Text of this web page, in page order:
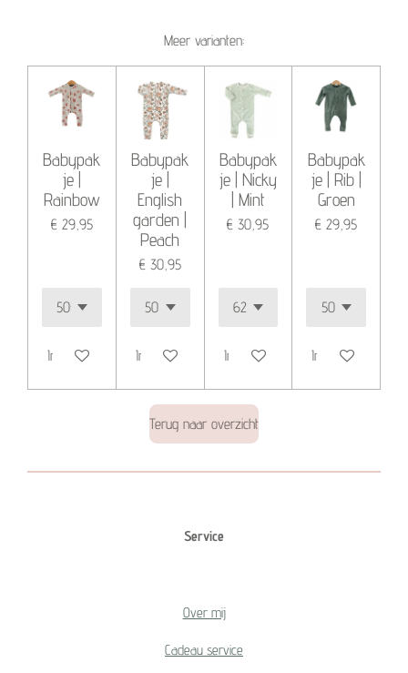
n
Meer varianten:
Babypak
je |
Rainbow
€ 29,95
In winkelwagen
Babypak
je |
English
garden |
Peach
€ 30,95
In winkelwagen
Babypak
je | Nicky
| Mint
€ 30,95
In winkelwagen
Babypak
je | Rib |
Groen
€ 29,95
In winkelwagen
Terug naar overzicht
Service
Over mij
Cadeau service